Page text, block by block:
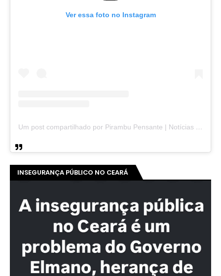
Ver essa foto no Instagram
Um post compartilhado por Pirambu Pensante | Notícias & Entretenimento (@pirambupensante)
INSEGURANÇA PÚBLICO NO CEARÁ